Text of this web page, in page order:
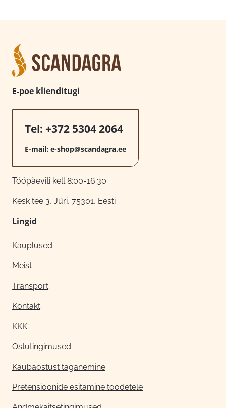
E-poe klienditugi
Tel: +372 5304 2064
E-mail: e-shop@scandagra.ee
Tööpäeviti kell 8:00-16:30
Kesk tee 3, Jüri, 75301, Eesti
Lingid
Kauplused
Meist
Transport
Kontakt
KKK
Ostutingimused
Kaubaostust taganemine
Pretensioonide esitamine toodetele